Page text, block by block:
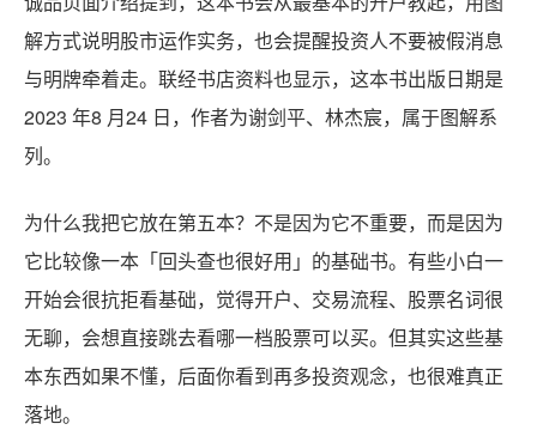
解方式说明股市运作实务，也会提醒投资人不要被假消息
与明牌牵着走。联经书店资料也显示，这本书出版日期是
2023 年8 月24 日，作者为谢剑平、林杰宸，属于图解系
列。
为什么我把它放在第五本？不是因为它不重要，而是因为
它比较像一本「回头查也很好用」的基础书。有些小白一
开始会很抗拒看基础，觉得开户、交易流程、股票名词很
无聊，会想直接跳去看哪一档股票可以买。但其实这些基
本东西如果不懂，后面你看到再多投资观念，也很难真正
落地。